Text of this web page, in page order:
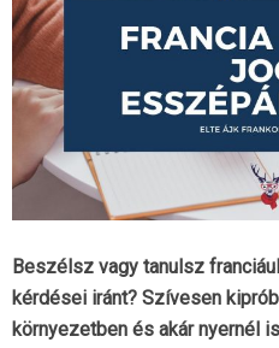
Beszélsz vagy tanulsz
kérdései iránt? Szívesen
környezetben és akár nyernél